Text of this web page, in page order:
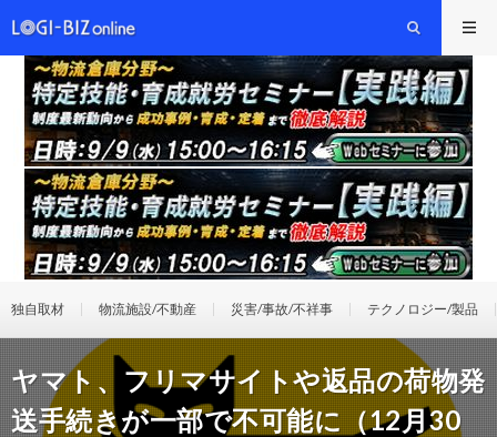
独自取材 物流施設/不動産 災害/事故/不祥事 テクノロジー/製品
ヤマト、フリマサイトや返品の荷物発
送手続きが一部で不可能に（12月30